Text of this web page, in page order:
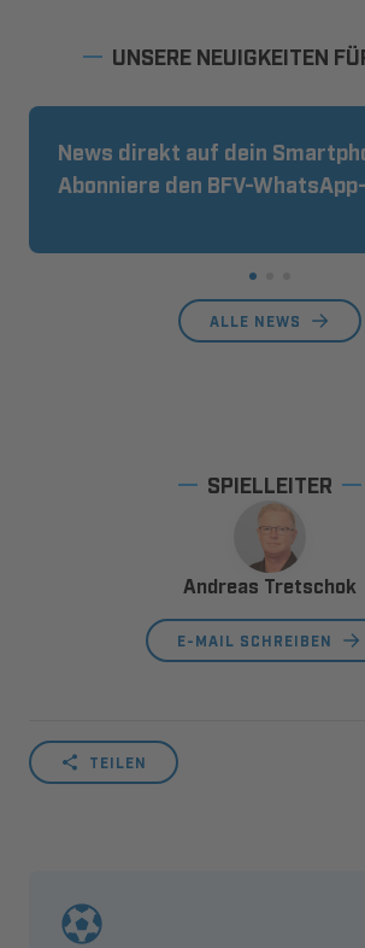
UNSERE NEUIGKEITEN
News direkt auf dein
Abonniere den BFV-
ALLE NEWS
SPIELLEITER
Andreas Tretschok
E-MAIL SCHREIBEN
TEILEN